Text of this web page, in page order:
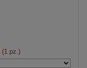
pz.)